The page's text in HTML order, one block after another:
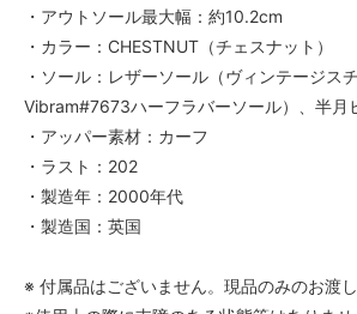
・アウトソール最大幅：約10.2cm
・カラー：CHESTNUT（チェスナット）
・ソール：レザーソール（ヴィンテージスチ
Vibram#7673ハーフラバーソール）、半月
・アッパー素材：カーフ
・ラスト：202
・製造年：2000年代
・製造国：英国
※ 付属品はございません。現品のみのお渡し